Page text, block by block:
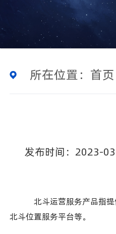
所在位置： 首页
发布时间：2023-
北斗运营服务产品指
北斗位置服务平台等。